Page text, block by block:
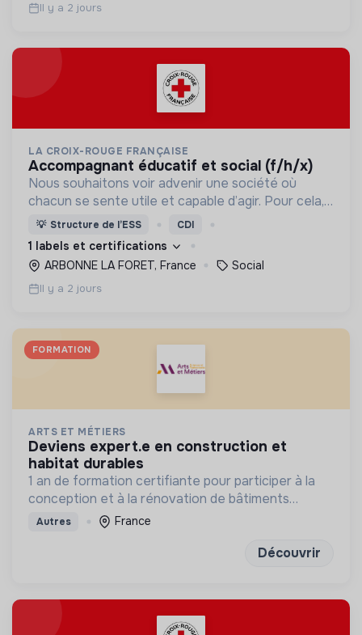
Il y a 2 jours
LA CROIX-ROUGE FRANÇAISE
accompagnant éducatif et social (f/h/x)
Nous souhaitons voir advenir une société où
chacun se sente utile et capable d’agir. Pour cela,
nous proposons des moyens et des lieux
d’engagement innovants et adaptés à tous.
💡 Structure de l’ESS CDI
1 labels et certifications
ARBONNE LA FORET, France
Social
Il y a 2 jours
FORMATION
ARTS ET MÉTIERS
deviens expert.e en construction et
habitat durables
1 an de formation certifiante pour participer à la
conception et à la rénovation de bâtiments
économes en énergie et respectueux de
l’environnement
Autres France
Découvrir